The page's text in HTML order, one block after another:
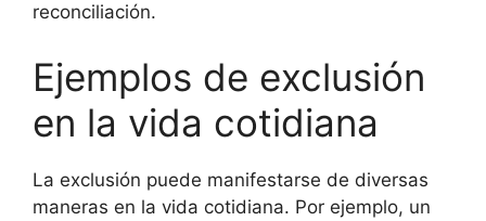
reconciliación.
Ejemplos de exclusión
en la vida cotidiana
La exclusión puede manifestarse de diversas
maneras en la vida cotidiana. Por ejemplo, un